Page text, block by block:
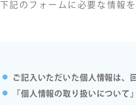
下記のフォームに必要な情報
ご記入いただいた個人情報は、
「個人情報の取り扱いについて